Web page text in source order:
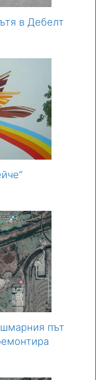
в Дебелт
път